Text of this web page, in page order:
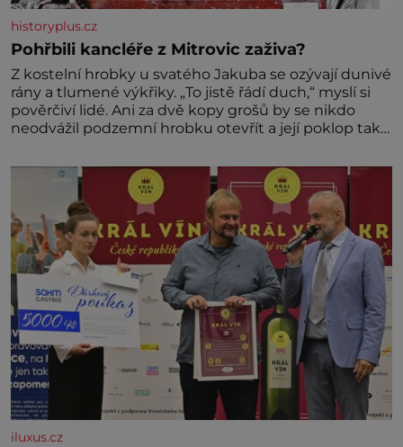
historyplus.cz
Pohřbili kancléře z Mitrovic zaživa?
Z kostelní hrobky u svatého Jakuba se ozývají dunivé
rány a tlumené výkřiky. „To jistě řádí duch,“ myslí si
pověrčiví lidé. Ani za dvě kopy grošů by se nikdo
neodvážil podzemní hrobku otevřít a její poklop tak
divné burácení skutečně ustane. Když o mnoho let
později hrobku
iluxus.cz